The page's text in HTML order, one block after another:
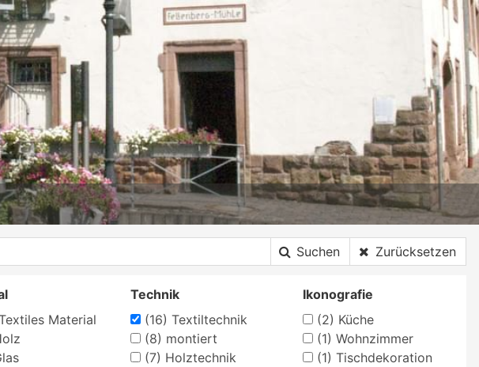
Suchen Zurücksetzen
Material
Technik
(16) Textiltechnik
(8) montiert
(7) Holztechnik
Ikonografie
(2) Küche
(1) Wohnzimmer
(1) Tischdekoration